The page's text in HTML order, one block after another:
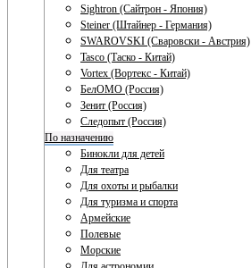
Sightron (Сайтрон - Япония)
Steiner (Штайнер - Германия)
SWAROVSKI (Сваровски - Австрия)
Tasco (Таско - Китай)
Vortex (Вортекс - Китай)
БелОМО (Россия)
Зенит (Россия)
Следопыт (Россия)
По назначению
Бинокли для детей
Для театра
Для охоты и рыбалки
Для туризма и спорта
Армейские
Полевые
Морские